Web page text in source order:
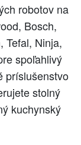
robotov na
Bosch,
Tefal, Ninja,
spoľahlivý
príslušenstvo
stolný
kuchynský